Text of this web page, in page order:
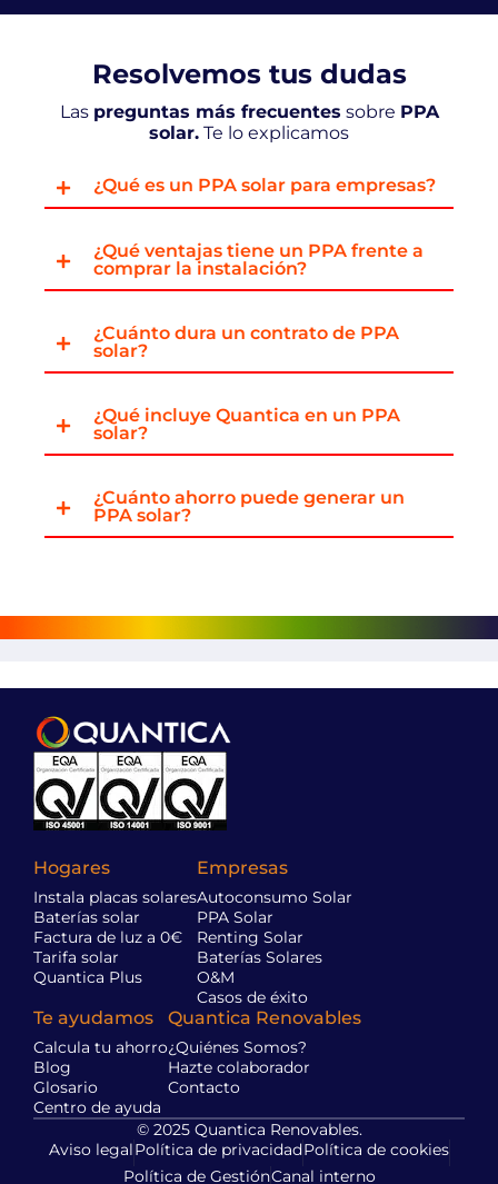
Resolvemos tus dudas
Las preguntas más frecuentes sobre PPA
solar. Te lo explicamos
¿Qué es un PPA solar para empresas?
¿Qué ventajas tiene un PPA frente a
comprar la instalación?
¿Cuánto dura un contrato de PPA
solar?
¿Qué incluye Quantica en un PPA
solar?
¿Cuánto ahorro puede generar un
PPA solar?
Hogares
Instala placas solares
Baterías solar
Factura de luz a 0€
Tarifa solar
Quantica Plus
Empresas
Autoconsumo Solar
PPA Solar
Renting Solar
Baterías Solares
O&M
Casos de éxito
Te ayudamos
Calcula tu ahorro
Blog
Glosario
Centro de ayuda
Quantica Renovables
¿Quiénes Somos?
Hazte colaborador
Contacto
© 2025 Quantica Renovables.
Aviso legalPolítica de privacidadPolítica de cookies
Política de GestiónCanal interno